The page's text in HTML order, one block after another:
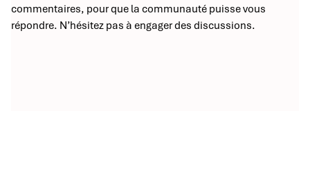
commentaires, pour que la communauté puisse vous
répondre. N’hésitez pas à engager des discussions.